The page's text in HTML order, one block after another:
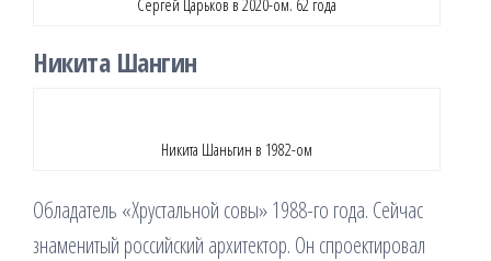
Никита Шангин
Никита Шаньгин в 1982-ом
Обладатель «Хрустальной совы» 1988-го года. Сейчас
знаменитый российский архитектор. Он спроектировал